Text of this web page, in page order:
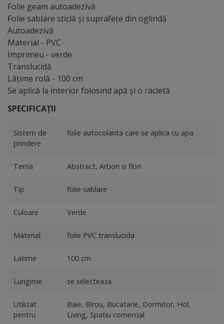
Folie geam autoadezivă
Folie sablare sticlă şi suprafeţe din oglindă
Autoadezivă
Material - PVC
Imprimeu - verde
Translucidă
Lăţime rolă - 100 cm
Se aplică la interior folosind apă şi o racletă
SPECIFICAȚII
Sistem de
prindere
folie autocolanta care se aplica cu apa
Tema Abstract, Arbori si flori
Tip folie sablare
Culoare Verde
Material folie PVC translucida
Latime 100 cm
Lungime se selecteaza
Utilizat
pentru
Baie, Birou, Bucatarie, Dormitor, Hol,
Living, Spatiu comercial